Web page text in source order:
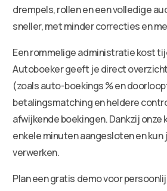
drempels, rollen en een volledige
sneller, met minder correcties en
Een rommelige administratie kost
Autoboeker geeft je direct
(zoals auto-boekings % en
betalingsmatching en heldere
afwijkende boekingen. Dankzij onze
enkele minuten aangesloten en
verwerken.
Plan een gratis demo voor